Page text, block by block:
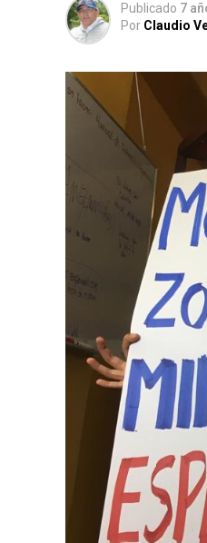
Publicado 7
Por Claudio